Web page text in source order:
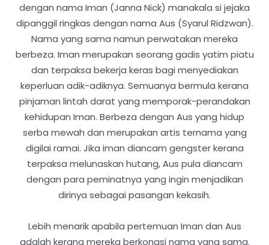
dengan nama Iman (Janna Nick) manakala si jejaka
dipanggil ringkas dengan nama Aus (Syarul Ridzwan).
Nama yang sama namun perwatakan mereka
berbeza. Iman merupakan seorang gadis yatim piatu
dan terpaksa bekerja keras bagi menyediakan
keperluan adik-adiknya. Semuanya bermula kerana
pinjaman lintah darat yang memporak-perandakan
kehidupan Iman. Berbeza dengan Aus yang hidup
serba mewah dan merupakan artis ternama yang
digilai ramai. Jika iman diancam gengster kerana
terpaksa melunaskan hutang, Aus pula diancam
dengan para peminatnya yang ingin menjadikan
dirinya sebagai pasangan kekasih.
Lebih menarik apabila pertemuan Iman dan Aus
adalah kerana mereka berkongsi nama yang sama.